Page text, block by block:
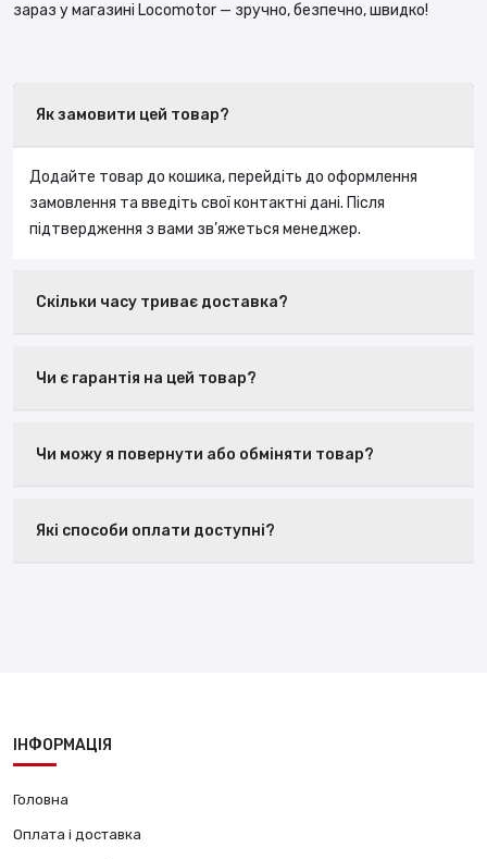
зараз у магазині Locomotor — зручно, безпечно, швидко!
Як замовити цей товар?
Додайте товар до кошика, перейдіть до оформлення
замовлення та введіть свої контактні дані. Після
підтвердження з вами зв’яжеться менеджер.
Скільки часу триває доставка?
Чи є гарантія на цей товар?
Чи можу я повернути або обміняти товар?
Які способи оплати доступні?
ІНФОРМАЦІЯ
Головна
Оплата і доставка